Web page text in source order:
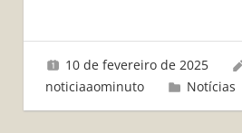
10 de fevereiro de 2025
noticiaaominuto
Notícias